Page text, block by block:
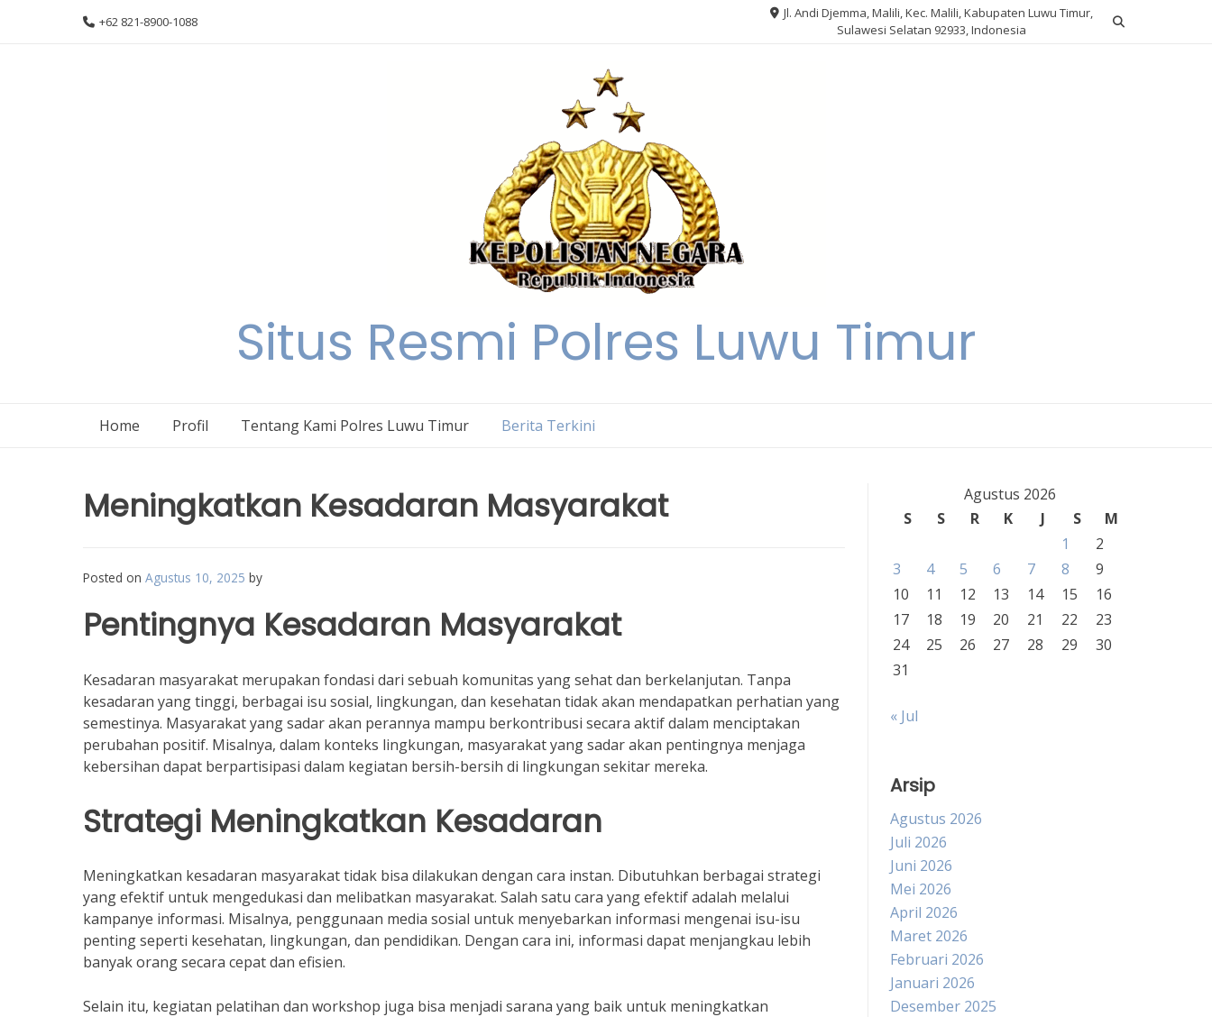
+62 821-8900-1088
Jl. Andi Djemma, Malili, Kec. Malili, Kabupaten Luwu Timur,
Sulawesi Selatan 92933, Indonesia
Situs Resmi Polres Luwu Timur
Home Profil Tentang Kami Polres Luwu Timur Berita Terkini
Meningkatkan Kesadaran Masyarakat
Posted on Agustus 10, 2025 by
Pentingnya Kesadaran Masyarakat
Kesadaran masyarakat merupakan fondasi dari sebuah komunitas yang sehat dan berkelanjutan. Tanpa
kesadaran yang tinggi, berbagai isu sosial, lingkungan, dan kesehatan tidak akan mendapatkan perhatian yang
semestinya. Masyarakat yang sadar akan perannya mampu berkontribusi secara aktif dalam menciptakan
perubahan positif. Misalnya, dalam konteks lingkungan, masyarakat yang sadar akan pentingnya menjaga
kebersihan dapat berpartisipasi dalam kegiatan bersih-bersih di lingkungan sekitar mereka.
Strategi Meningkatkan Kesadaran
Meningkatkan kesadaran masyarakat tidak bisa dilakukan dengan cara instan. Dibutuhkan berbagai strategi
yang efektif untuk mengedukasi dan melibatkan masyarakat. Salah satu cara yang efektif adalah melalui
kampanye informasi. Misalnya, penggunaan media sosial untuk menyebarkan informasi mengenai isu-isu
penting seperti kesehatan, lingkungan, dan pendidikan. Dengan cara ini, informasi dapat menjangkau lebih
banyak orang secara cepat dan efisien.
Selain itu, kegiatan pelatihan dan workshop juga bisa menjadi sarana yang baik untuk meningkatkan
Agustus 2026
S
S R K J S
M
1
2
3
4 5 6 7 8
9
10
11 12 13 14 15
16
17
18 19 20 21 22
23
24
25 26 27 28 29
30
31
« Jul
Arsip
Agustus 2026
Juli 2026
Juni 2026
Mei 2026
April 2026
Maret 2026
Februari 2026
Januari 2026
Desember 2025